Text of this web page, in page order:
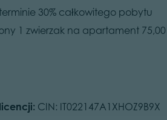
30% całkowitego pobytu
1 zwierzak na apartament 75,00
CIN: IT022147A1XHOZ9B9X